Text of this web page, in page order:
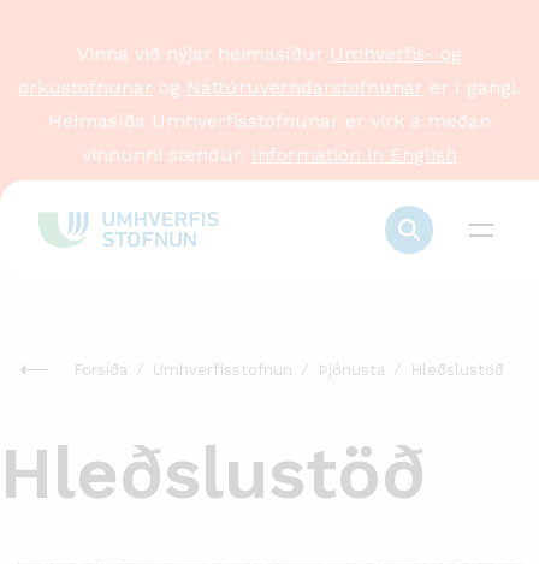
Vinna við nýjar heimasíður Umhverfis- og
orkustofnunar og Náttúruverndarstofnunar er í gangi.
Heimasíða Umhverfisstofnunar er virk á meðan
vinnunni stendur. Information in English
Forsíða Umhverfisstofnun Þjónusta Hleðslustöð
Hleðslustöð